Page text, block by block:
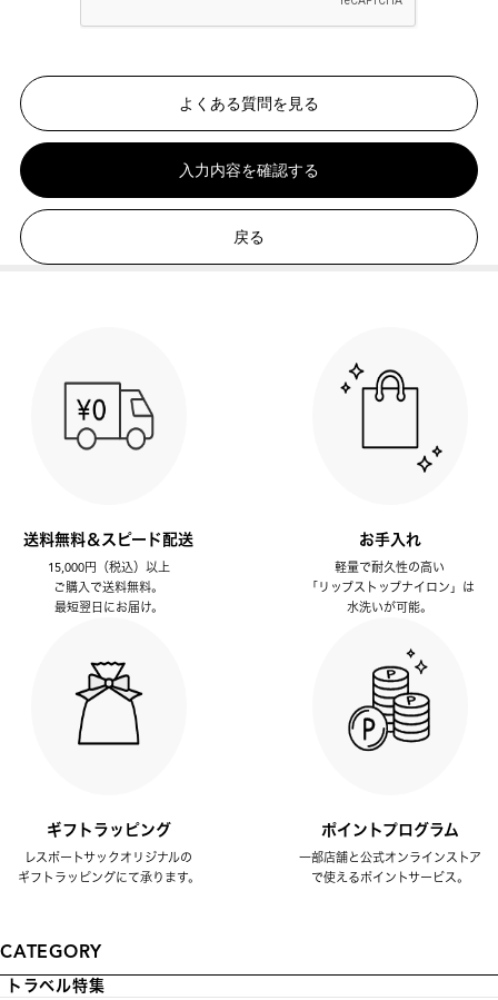
よくある質問を見る
入力内容を確認する
戻る
送料無料＆スピード配送
15,000円（税込）以上
ご購入で送料無料。
最短翌日にお届け。
お手入れ
軽量で耐久性の高い
「リップストップナイロン」は
水洗いが可能。
ギフトラッピング
レスポートサックオリジナルの
ギフトラッピングにて承ります。
ポイントプログラム
一部店舗と公式オンラインストア
で使えるポイントサービス。
CATEGORY
トラベル特集